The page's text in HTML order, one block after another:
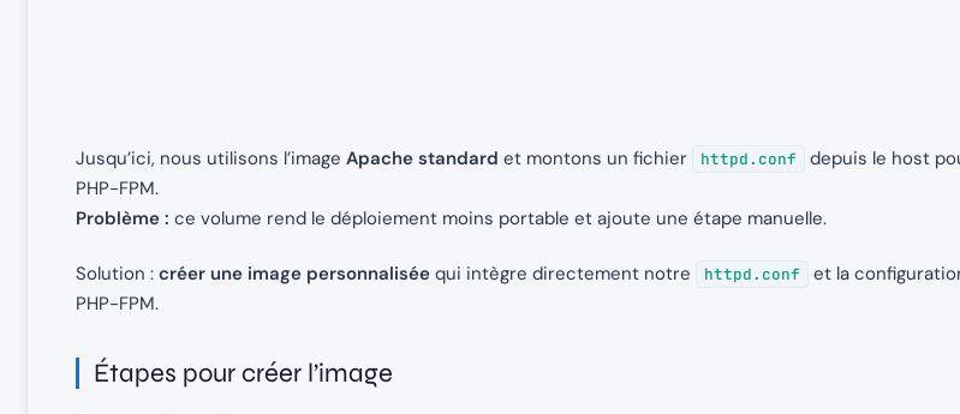
Jusqu’ici, nous utilisons l’image Apache standard et montons un fichier httpd.conf
depuis le host
PHP-FPM.
Problème : ce volume rend le déploiement moins portable et ajoute une étape manuelle.
Solution : créer une image personnalisée qui intègre directement notre httpd.conf
et la
PHP-FPM.
Étapes pour créer l’image